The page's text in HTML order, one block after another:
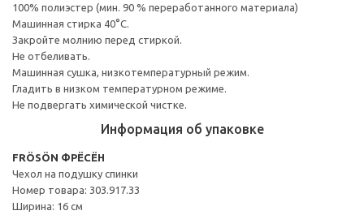
100% полиэстер (мин. 90 % переработанного материала)
Машинная стирка 40°С.
Закройте молнию перед стиркой.
Не отбеливать.
Машинная сушка, низкотемпературный режим.
Гладить в низком температурном режиме.
Не подвергать химической чистке.
Информация об упаковке
FRÖSÖN ФРЁСЁН
Чехол на подушку спинки
Номер товара: 303.917.33
Ширина: 16 см